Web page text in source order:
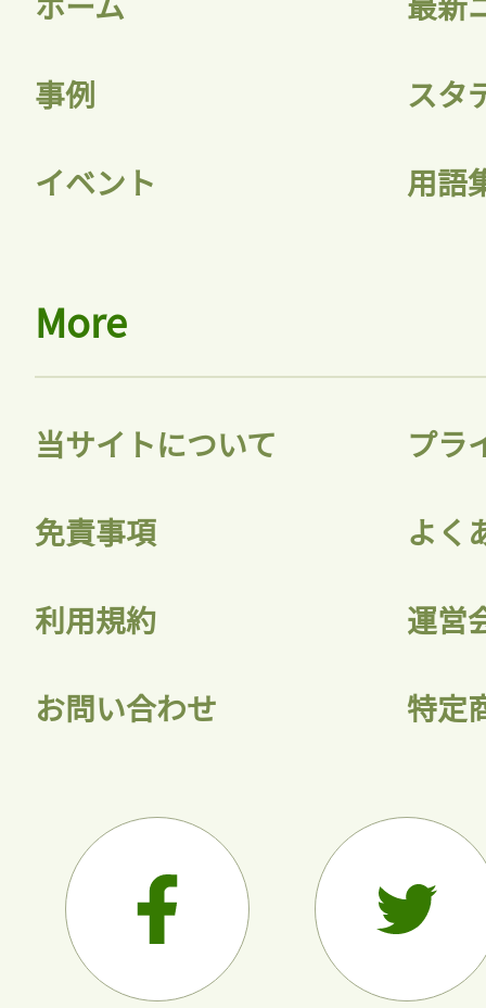
記事をお気に入りに
会員登録
事例 スタ
イベント 用語
More
当サイトについて プラ
免責事項 よく
利用規約 運営
お問い合わせ 特定